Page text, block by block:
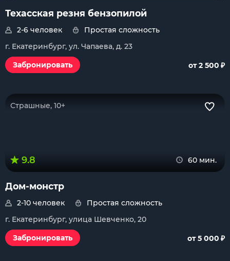
Техасская резня бензопилой
2-6 человек
Простая сложность
г. Екатеринбург, ул. Чапаева, д. 23
Забронировать
от 2 500 ₽
Страшные, 10+
9.8 60 мин.
Дом-монстр
2-10 человек
Простая сложность
г. Екатеринбург, улица Шевченко, 20
Забронировать
от 5 000 ₽